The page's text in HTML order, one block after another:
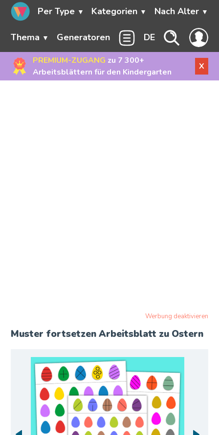
Per Type Kategorien Nach Alter
Thema Generatoren DE
PREMIUM-ZUGANG zu 7 300+
Arbeitsblättern für den Kindergarten
X
Werbung deaktivieren
Muster fortsetzen Arbeitsblatt zu Ostern